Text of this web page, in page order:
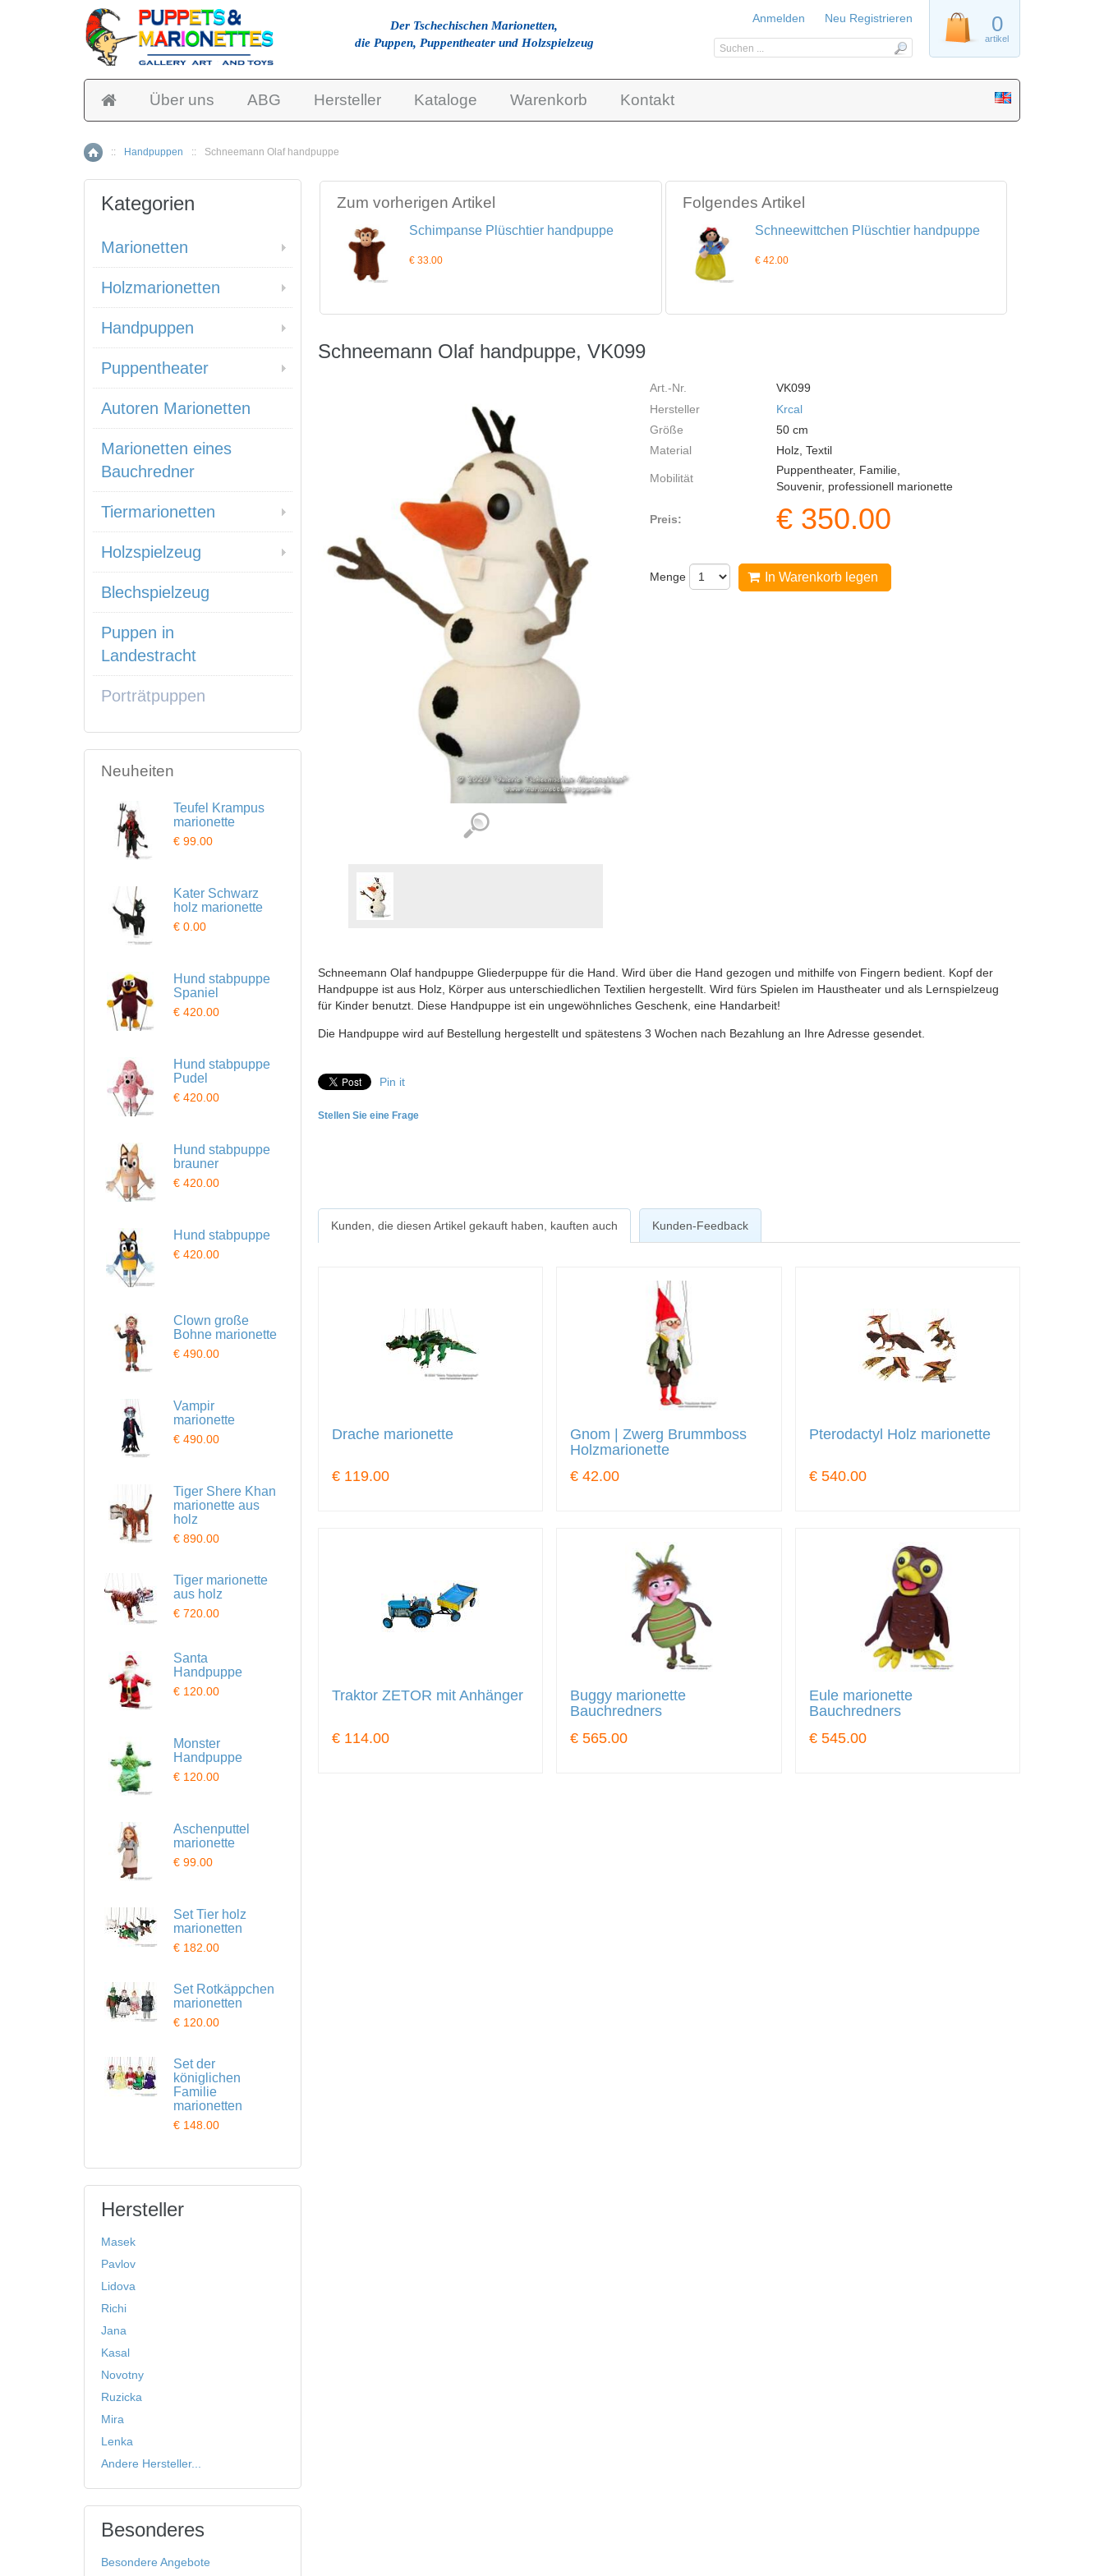
Über uns ABG Hersteller Kataloge Warenkorb Kontakt
Home
:: Handpuppen :: Schneemann Olaf handpuppe
Zum vorherigen Artikel
Schimpanse Plüschtier handpuppe
€ 33.00
Folgendes Artikel
Schneewittchen Plüschtier handpuppe
€ 42.00
Schneemann Olaf handpuppe, VK099
Art.-Nr.
VK099
Hersteller
Krcal
Größe
50 cm
Material
Holz, Textil
Mobilität
Puppentheater, Familie,
Souvenir, professionell marionette
Preis: € 350.00
Menge In Warenkorb legen
Schneemann Olaf handpuppe Gliederpuppe für die Hand. Wird über die Hand gezogen und mithilfe von Fingern bedient. Kopf der
Handpuppe ist aus Holz, Körper aus unterschiedlichen Textilien hergestellt. Wird fürs Spielen im Haustheater und als Lernspielzeug
für Kinder benutzt. Diese Handpuppe ist ein ungewöhnliches Geschenk, eine Handarbeit!
Die Handpuppe wird auf Bestellung hergestellt und spätestens 3 Wochen nach Bezahlung an Ihre Adresse gesendet.
Pin it
Stellen Sie eine Frage
Kunden, die diesen Artikel gekauft haben, kauften auch Kunden-Feedback
Drache marionette
€ 119.00
Gnom | Zwerg Brummboss
Holzmarionette
€ 42.00
Pterodactyl Holz marionette
€ 540.00
Traktor ZETOR mit Anhänger
€ 114.00
Buggy marionette
Bauchredners
€ 565.00
Eule marionette
Bauchredners
€ 545.00
Kategorien
Marionetten
Holzmarionetten
Handpuppen
Puppentheater
Autoren Marionetten
Marionetten eines
Bauchredner
Tiermarionetten
Holzspielzeug
Blechspielzeug
Puppen in
Landestracht
Porträtpuppen
Neuheiten
Teufel Krampus
marionette
€ 99.00
Kater Schwarz
holz marionette
€ 0.00
Hund stabpuppe
Spaniel
€ 420.00
Hund stabpuppe
Pudel
€ 420.00
Hund stabpuppe
brauner
€ 420.00
Hund stabpuppe
€ 420.00
Clown große
Bohne marionette
€ 490.00
Vampir
marionette
€ 490.00
Tiger Shere Khan
marionette aus
holz
€ 890.00
Tiger marionette
aus holz
€ 720.00
Santa
Handpuppe
€ 120.00
Monster
Handpuppe
€ 120.00
Aschenputtel
marionette
€ 99.00
Set Tier holz
marionetten
€ 182.00
Set Rotkäppchen
marionetten
€ 120.00
Set der
königlichen
Familie
marionetten
€ 148.00
Hersteller
Masek
Pavlov
Lidova
Richi
Jana
Kasal
Novotny
Ruzicka
Mira
Lenka
Andere Hersteller...
Besonderes
Besondere Angebote
Der Tschechischen Marionetten,
die Puppen, Puppentheater und Holzspielzeug
0
artikel
Anmelden Neu Registrieren